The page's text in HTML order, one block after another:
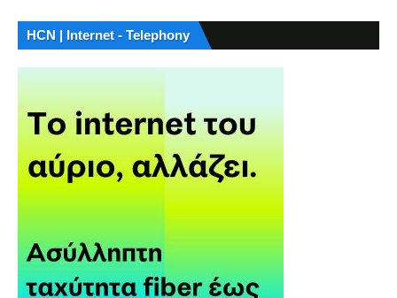
HCN | Internet - Telephony